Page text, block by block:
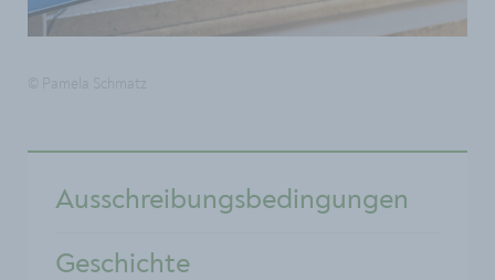
Ausschreibungsbedingungen
Geschichte